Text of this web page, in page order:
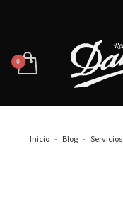
Inicio Blog Servicios